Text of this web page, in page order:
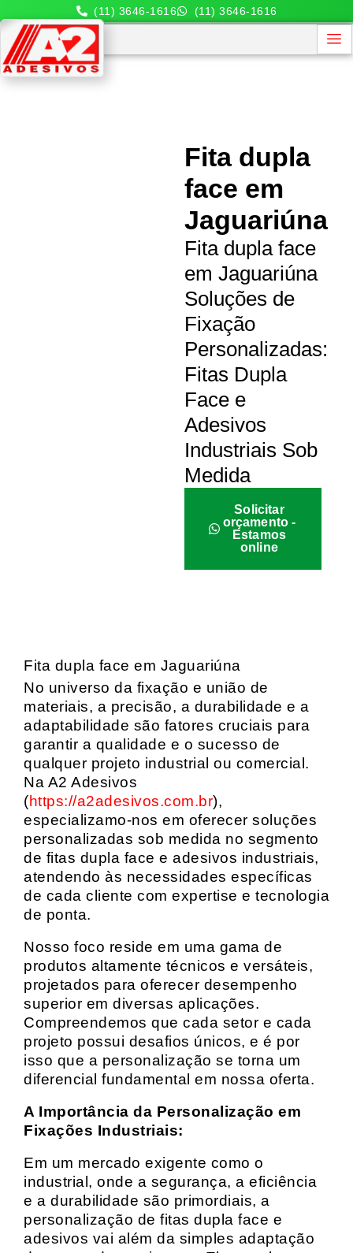
(11) 3646-1616 (11) 3646-1616
Fita dupla
face em
Jaguariúna
Fita dupla face
em Jaguariúna
Soluções de
Fixação
Personalizadas:
Fitas Dupla
Face e
Adesivos
Industriais Sob
Medida
Solicitar
orçamento -
Estamos
online
Fita dupla face em Jaguariúna
No universo da fixação e união de
materiais, a precisão, a durabilidade e a
adaptabilidade são fatores cruciais para
garantir a qualidade e o sucesso de
qualquer projeto industrial ou comercial.
Na A2 Adesivos
(https://a2adesivos.com.br),
especializamo-nos em oferecer soluções
personalizadas sob medida no segmento
de fitas dupla face e adesivos industriais,
atendendo às necessidades específicas
de cada cliente com expertise e tecnologia
de ponta.
Nosso foco reside em uma gama de
produtos altamente técnicos e versáteis,
projetados para oferecer desempenho
superior em diversas aplicações.
Compreendemos que cada setor e cada
projeto possui desafios únicos, e é por
isso que a personalização se torna um
diferencial fundamental em nossa oferta.
A Importância da Personalização em
Fixações Industriais:
Em um mercado exigente como o
industrial, onde a segurança, a eficiência
e a durabilidade são primordiais, a
personalização de fitas dupla face e
adesivos vai além da simples adaptação